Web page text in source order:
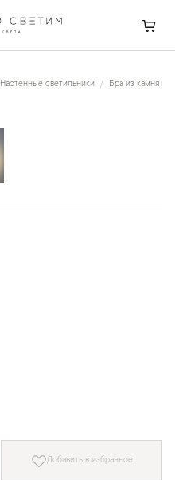
Настенные светильники Бра из камня и
Добавить в избранное